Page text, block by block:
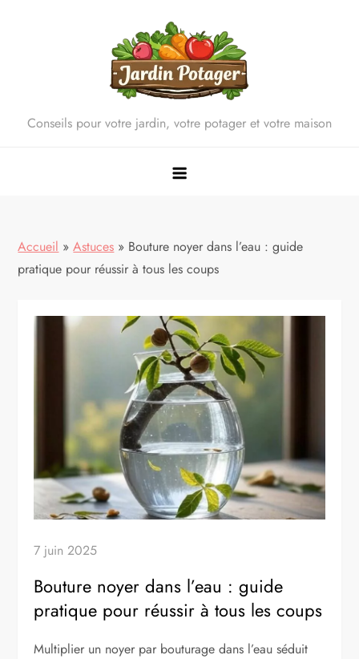
Conseils pour votre jardin, votre potager et votre maison
Accueil »Astuces » Bouture noyer dans l’eau : guide
pratique pour réussir à tous les coups
7 juin 2025
Bouture noyer dans l’eau : guide
pratique pour réussir à tous les coups
Multiplier un noyer par bouturage dans l’eau séduit